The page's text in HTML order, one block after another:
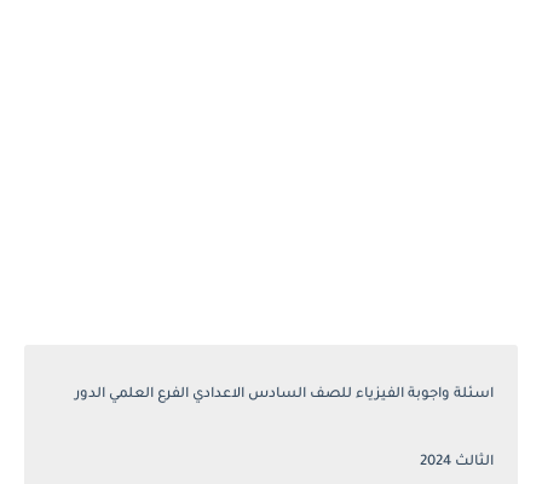
اسئلة واجوبة الفيزياء للصف السادس الاعدادي الفرع العلمي الدور
الثالث 2024